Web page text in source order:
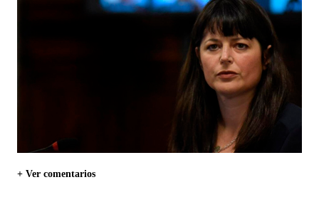
+ Ver comentarios